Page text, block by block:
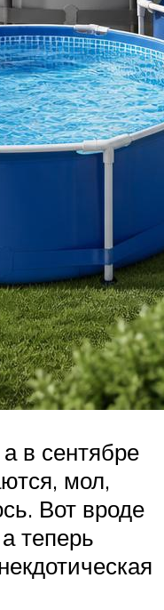
в сентябре
мол,
Вот вроде
теперь